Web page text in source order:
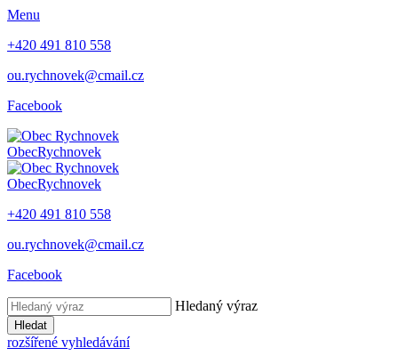
Menu
+420 491 810 558
ou.rychnovek@cmail.cz
Facebook
ObecRychnovek
ObecRychnovek
+420 491 810 558
ou.rychnovek@cmail.cz
Facebook
Hledaný výraz
Hledat
rozšířené vyhledávání